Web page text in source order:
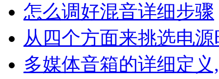
怎么调好混音详细步骤
从四个方面来挑选电
多媒体音箱的详细定